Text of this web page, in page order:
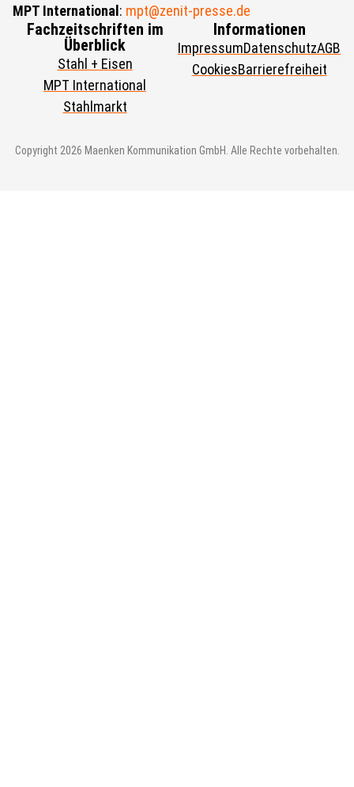
MPT International: mpt@zenit-presse.de
Fachzeitschriften im
Überblick
Stahl + Eisen
MPT International
Stahlmarkt
Informationen
ImpressumDatenschutzAGB
CookiesBarrierefreiheit
Copyright 2026 Maenken Kommunikation GmbH. Alle Rechte vorbehalten.